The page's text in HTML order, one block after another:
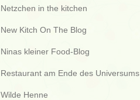
Netzchen in the kitchen
New Kitch On The Blog
Ninas kleiner Food-Blog
Restaurant am Ende des Universums
Wilde Henne